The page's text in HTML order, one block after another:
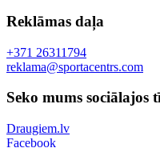
Reklāmas daļa
+371 26311794
reklama@sportacentrs.com
Seko mums sociālajos
Draugiem.lv
Facebook